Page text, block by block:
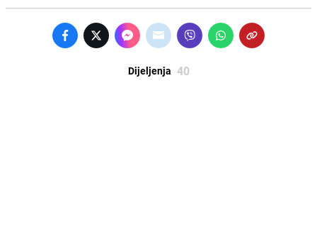
Dijeljenja 40